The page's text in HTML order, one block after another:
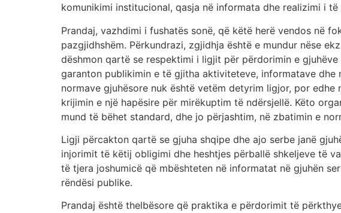
komunikimi institucional, qasja në informata dhe realizimi i
Prandaj, vazhdimi i fushatës sonë, që këtë herë vendos në
pazgjidhshëm. Përkundrazi, zgjidhja është e mundur nëse
dëshmon qartë se respektimi i ligjit për përdorimin e
garanton publikimin e të gjitha aktiviteteve, informatave dhe
normave gjuhësore nuk është vetëm detyrim ligjor, por
krijimin e një hapësire për mirëkuptim të ndërsjellë. Këto
mund të bëhet standard, dhe jo përjashtim, në zbatimin e
Ligji përcakton qartë se gjuha shqipe dhe ajo serbe janë
injorimit të këtij obligimi dhe heshtjes përballë shkeljeve të
të tjera joshumicë që mbështeten në informatat në gjuhën
rëndësi publike.
Prandaj është thelbësore që praktika e përdorimit të